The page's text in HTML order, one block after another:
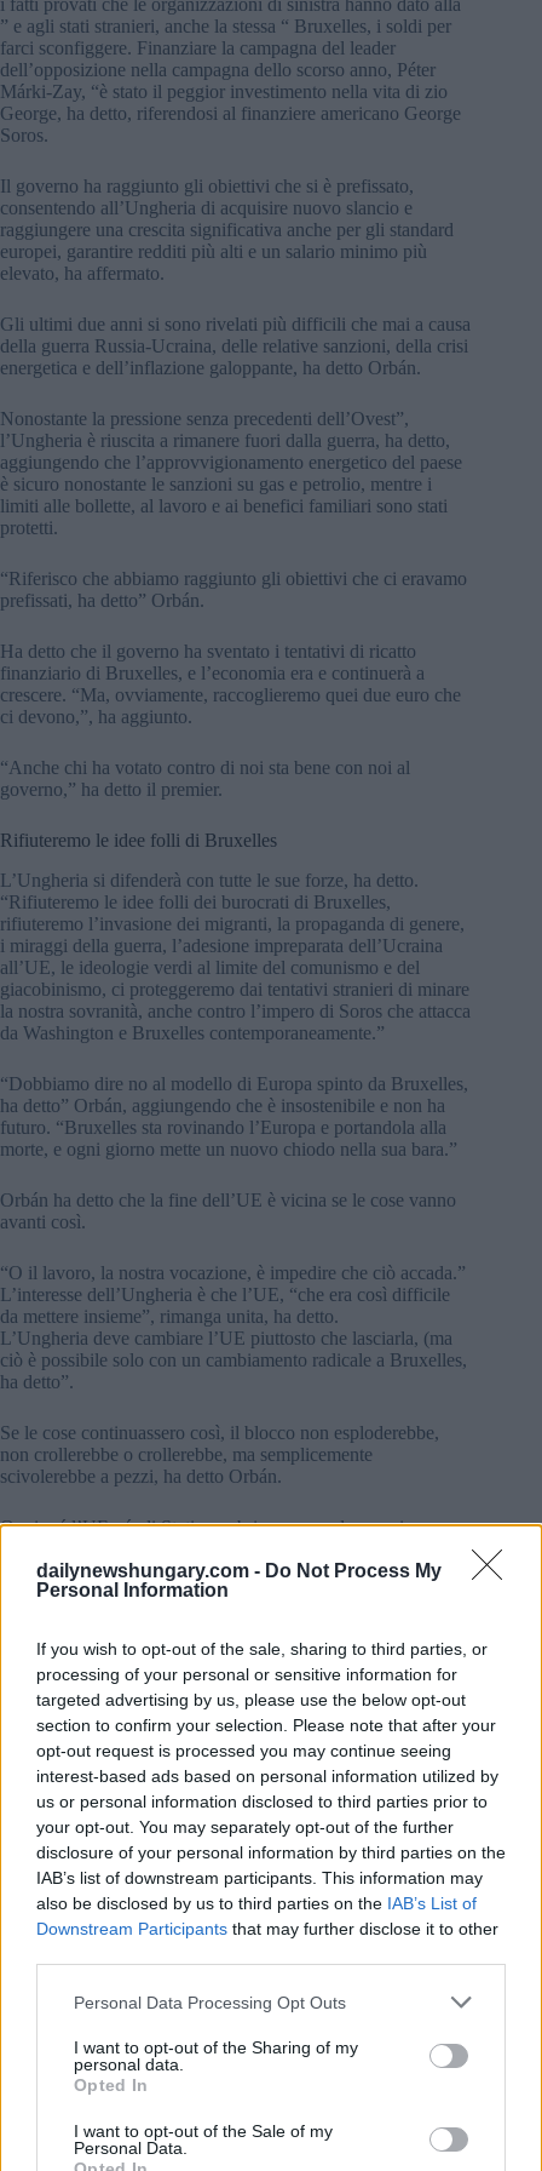
dailynewshungary.com - Do Not Process My
Personal Information
If you wish to opt-out of the sale, sharing to third parties, or
processing of your personal or sensitive information for
targeted advertising by us, please use the below opt-out
section to confirm your selection. Please note that after your
opt-out request is processed you may continue seeing
interest-based ads based on personal information utilized by
us or personal information disclosed to third parties prior to
your opt-out. You may separately opt-out of the further
disclosure of your personal information by third parties on the
IAB’s list of downstream participants. This information may
also be disclosed by us to third parties on the IAB’s List of
Downstream Participants that may further disclose it to other
Please note that this website/app uses one or more Google
not limited to your visit or usage behaviour. You may click to
grant or deny consent to Google and its third-party tags to
use your data for below specified purposes in below Google
consent section.
Personal Data Processing Opt Outs
I want to opt-out of the Sharing of my
personal data.
Opted In
I want to opt-out of the Sale of my
Personal Data.
” e agli stati stranieri, anche la stessa “ Bruxelles, i soldi per
farci sconfiggere. Finanziare la campagna del leader
dell’opposizione nella campagna dello scorso anno, Péter
Márki-Zay, “è stato il peggior investimento nella vita di zio
George, ha detto, riferendosi al finanziere americano George
Soros.
Il governo ha raggiunto gli obiettivi che si è prefissato,
consentendo all’Ungheria di acquisire nuovo slancio e
raggiungere una crescita significativa anche per gli standard
europei, garantire redditi più alti e un salario minimo più
elevato, ha affermato.
Gli ultimi due anni si sono rivelati più difficili che mai a causa
della guerra Russia-Ucraina, delle relative sanzioni, della crisi
energetica e dell’inflazione galoppante, ha detto Orbán.
Nonostante la pressione senza precedenti dell’Ovest”,
l’Ungheria è riuscita a rimanere fuori dalla guerra, ha detto,
aggiungendo che l’approvvigionamento energetico del paese
è sicuro nonostante le sanzioni su gas e petrolio, mentre i
limiti alle bollette, al lavoro e ai benefici familiari sono stati
protetti.
“Riferisco che abbiamo raggiunto gli obiettivi che ci eravamo
prefissati, ha detto” Orbán.
Ha detto che il governo ha sventato i tentativi di ricatto
finanziario di Bruxelles, e l’economia era e continuerà a
crescere. “Ma, ovviamente, raccoglieremo quei due euro che
ci devono,”, ha aggiunto.
“Anche chi ha votato contro di noi sta bene con noi al
governo,” ha detto il premier.
Rifiuteremo le idee folli di Bruxelles
L’Ungheria si difenderà con tutte le sue forze, ha detto.
“Rifiuteremo le idee folli dei burocrati di Bruxelles,
rifiuteremo l’invasione dei migranti, la propaganda di genere,
i miraggi della guerra, l’adesione impreparata dell’Ucraina
all’UE, le ideologie verdi al limite del comunismo e del
giacobinismo, ci proteggeremo dai tentativi stranieri di minare
la nostra sovranità, anche contro l’impero di Soros che attacca
da Washington e Bruxelles contemporaneamente.”
“Dobbiamo dire no al modello di Europa spinto da Bruxelles,
ha detto” Orbán, aggiungendo che è insostenibile e non ha
futuro. “Bruxelles sta rovinando l’Europa e portandola alla
morte, e ogni giorno mette un nuovo chiodo nella sua bara.”
Orbán ha detto che la fine dell’UE è vicina se le cose vanno
avanti così.
“O il lavoro, la nostra vocazione, è impedire che ciò accada.”
L’interesse dell’Ungheria è che l’UE, “che era così difficile
da mettere insieme”, rimanga unita, ha detto.
L’Ungheria deve cambiare l’UE piuttosto che lasciarla, (ma
ciò è possibile solo con un cambiamento radicale a Bruxelles,
ha detto”.
Se le cose continuassero così, il blocco non esploderebbe,
non crollerebbe o crollerebbe, ma semplicemente
scivolerebbe a pezzi, ha detto Orbán.
Oggi, né l’UE né gli Stati membri eseguono le proprie
Commissione europea e il Parlamento europeo stavano
“eluttabilmente aggirando le proprie regole”.
Il modello europeo di Bruxelles è vecchio
Ciò che è stata una“” davvero preoccupante, ha detto, è che
tutti si sono adattati a questo e si sono abituati a esso”. Il
modello europeo di Bruxelles è vecchio, mentre il mondo si è
rinnovato e ha acquisito nuovo slancio, ha detto.
Orbán ha affermato che gli ungheresi hanno sviluppato una
propria contromodel” europea basata sui principi della
migrazione zero, un’economia basata sul lavoro, la piena
occupazione, famiglie forti, tasse basse e una transizione
verde“sensibile”.
Mentre l’autodifesa e l’“essere in opposizione” hanno spesso
piagnucola costantemente, ha detto.
La forza dell’Ungheria è alimentata dal nostro piano, la nostra
contro-model” europea, ha affermato.
Il modello ungherese è visibile e ben noto a causa dei
frequenti attacchi che gli vengono sferrati, ha detto. “È anche